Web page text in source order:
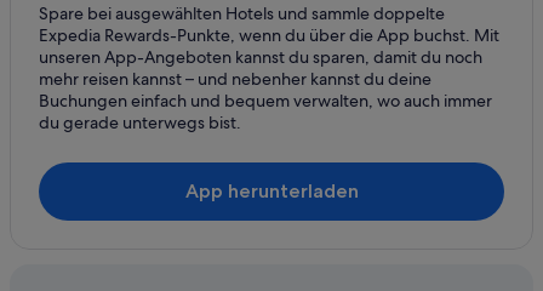
Spare bei ausgewählten Hotels und sammle doppelte
Expedia Rewards-Punkte, wenn du über die App buchst. Mit
unseren App-Angeboten kannst du sparen, damit du noch
mehr reisen kannst – und nebenher kannst du deine
Buchungen einfach und bequem verwalten, wo auch immer
du gerade unterwegs bist.
App herunterladen